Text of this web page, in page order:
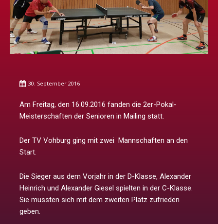
30. September 2016
Am Freitag, den 16.09.2016 fanden die 2er-Pokal-
Meisterschaften der Senioren in Mailing statt.
Der TV Vohburg ging mit zwei Mannschaften an den
Start.
Die Sieger aus dem Vorjahr in der D-Klasse, Alexander
Heinrich und Alexander Giesel spielten in der C-Klasse.
Sie mussten sich mit dem zweiten Platz zufrieden
geben.